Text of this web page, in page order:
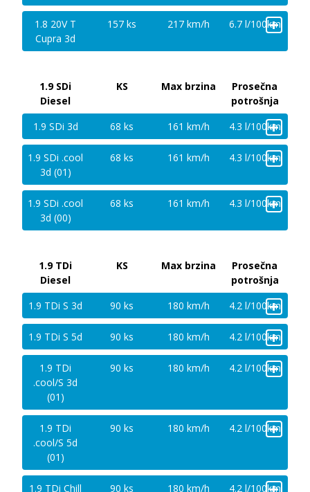
1.8 20V T
Cupra 3d
157 ks 217 km/h 6.7 l/100km
+
1.9 SDi
Diesel
KS Max brzina
Prosečna
potrošnja
1.9 SDi 3d
68 ks 161 km/h 4.3 l/100km
+
1.9 SDi .cool
3d (01)
68 ks 161 km/h 4.3 l/100km
+
1.9 SDi .cool
3d (00)
68 ks 161 km/h 4.3 l/100km
+
1.9 TDi
Diesel
KS Max brzina
Prosečna
potrošnja
1.9 TDi S 3d
90 ks 180 km/h 4.2 l/100km
+
1.9 TDi S 5d 90 ks 180 km/h 4.2 l/100km
+
1.9 TDi
.cool/S 3d
(01)
90 ks 180 km/h 4.2 l/100km
+
1.9 TDi
.cool/S 5d
(01)
90 ks 180 km/h 4.2 l/100km
+
1.9 TDi Chill
90 ks 180 km/h 4.2 l/100km